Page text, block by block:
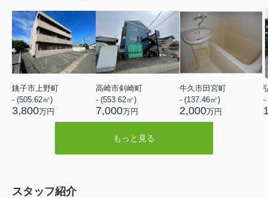
銚子市上野町
- (505.62㎡)
3,800万円
高崎市剣崎町
- (553.62㎡)
7,000万円
牛久市田宮町
- (137.46㎡)
2,000万円
-
もっと見る
スタッフ紹介